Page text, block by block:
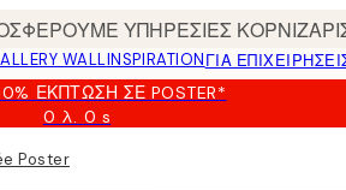
ΥΠΗΡΕΣΙΕΣ
WALLINSPIRATIONΓΙΑ
ΈΚΠΤΩΣΗ ΣΕ POSTER*
0 λ. 0 s
Ισχύει
Poster